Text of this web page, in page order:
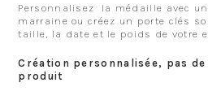
Personnalisez la médaille avec
marraine ou créez un porte clés
taille, la date et le poids de votre
Création personnalisée, pas
produit